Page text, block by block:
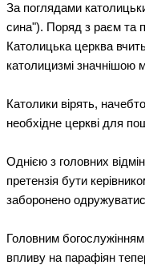
За поглядами
сина"). Поряд з раєм та
Католицька церква
католицизмі значнішою
Католики вірять,
необхідне церкві для
Однією з головних
претензія бути
заборонено
Головним
впливу на парафіян